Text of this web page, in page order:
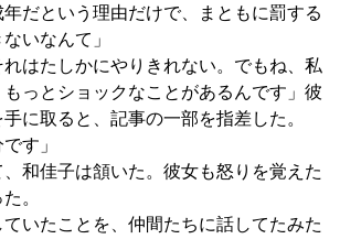
だという理由だけで、まともに罰する
いなんて」
れはたしかにやりきれない。でもね、私
もっとショックなことがあるんです」彼
に取ると、記事の一部を指差した。
す」
和佳子は頷いた。彼女も怒りを覚えた
。
ていたことを、仲間たちに話してたみた